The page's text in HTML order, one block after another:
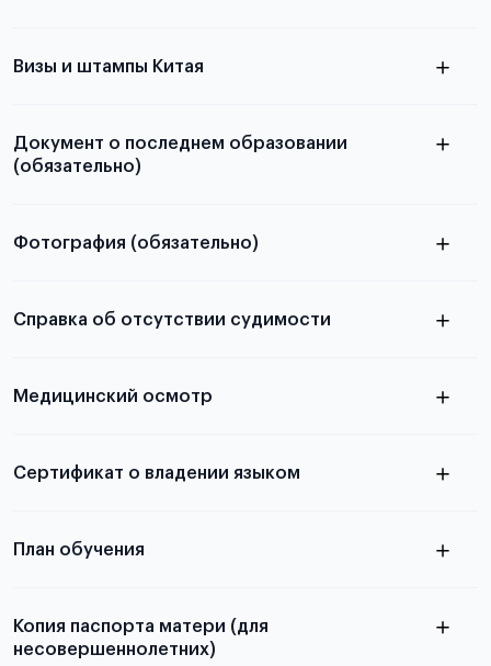
паспорта
Визы и штампы Китая
Документ о последнем образовании
(обязательно)
абитуриентов, изложена в статье.
Фотография (обязательно)
принимаются
Справка об отсутствии судимости
Медицинский осмотр
Для примеров заполнения и пустых
Сертификат о владении языком
План обучения
Копия паспорта матери (для
несовершеннолетних)